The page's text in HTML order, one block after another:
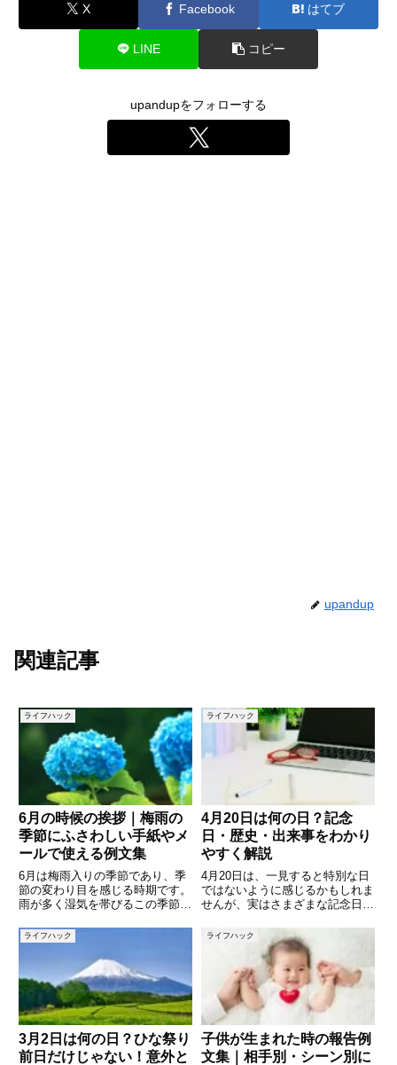
X Facebook はてブ
LINE コピー
upandupをフォローする
upandup
関連記事
ライフハック
6月の時候の挨拶｜梅雨の
季節にふさわしい手紙やメ
ールで使える例文集
6月は梅雨入りの季節であり、季
節の変わり目を感じる時期です。
雨が多く湿気を帯びるこの季節に
は日本人らしい情緒を込めたいも
のです。この記事では、6月に使
える時候の挨拶について、意味や
使い方をわかりやすく解説し、ビ
ライフハック
4月20日は何の日？記念
日・歴史・出来事をわかり
やすく解説
4月20日は、一見すると特別な日
ではないように感じるかもしれま
せんが、実はさまざまな記念日や
味深い日です。日本国内の記念日
はもちろん、海外の文化や歴史に
関わる出来事も多く、「今日は何
の日？」と話題にするにはぴっ
ライフハック
3月2日は何の日？ひな祭り
前日だけじゃない！意外と
ライフハック
子供が生まれた時の報告例
文集｜相手別・シーン別に